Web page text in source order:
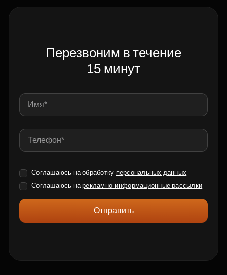
Перезвоним в течение
15 минут
Соглашаюсь на обработку персональных данных
Соглашаюсь нарекламно-информационные рассылки
Отправить